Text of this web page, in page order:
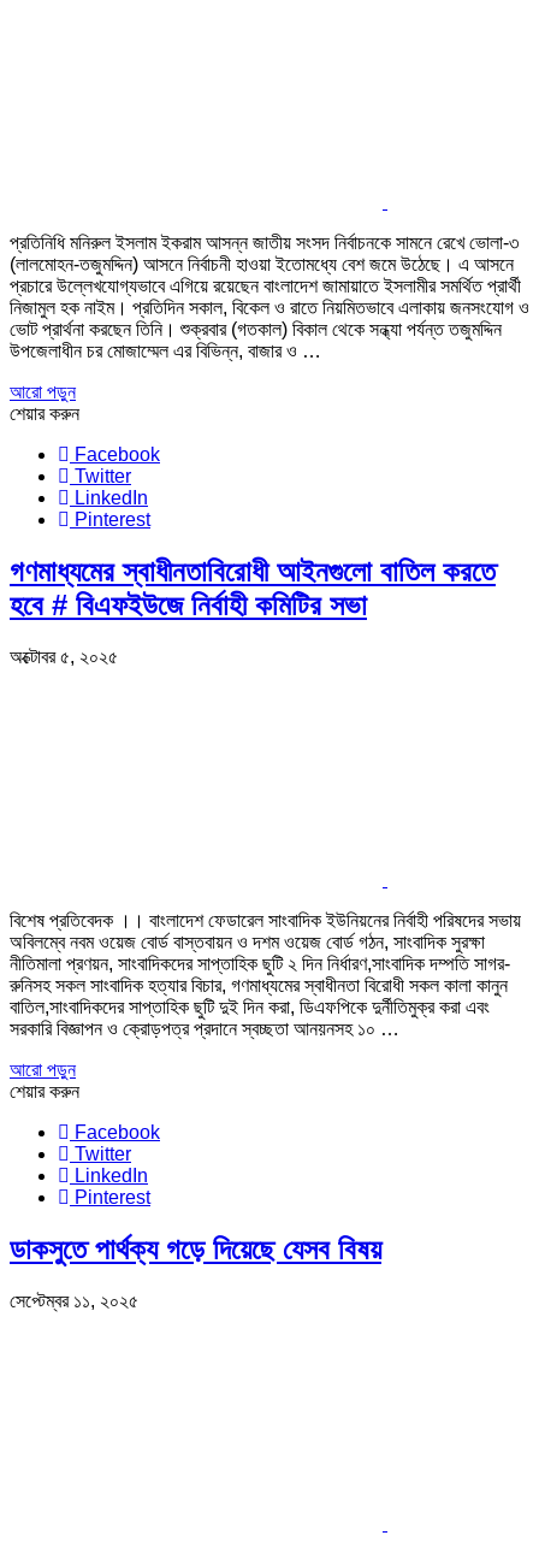
প্রতিনিধি মনিরুল ইসলাম ইকরাম আসন্ন জাতীয় সংসদ নির্বাচনকে সামনে রেখে ভোলা-৩
(লালমোহন-তজুমদ্দিন) আসনে নির্বাচনী হাওয়া ইতোমধ্যে বেশ জমে উঠেছে। এ আসনে
প্রচারে উল্লেখযোগ্যভাবে এগিয়ে রয়েছেন বাংলাদেশ জামায়াতে ইসলামীর সমর্থিত প্রার্থী
নিজামুল হক নাইম। প্রতিদিন সকাল, বিকেল ও রাতে নিয়মিতভাবে এলাকায় জনসংযোগ ও
ভোট প্রার্থনা করছেন তিনি। শুক্রবার (গতকাল) বিকাল থেকে সন্ধ্যা পর্যন্ত তজুমদ্দিন
উপজেলাধীন চর মোজাম্মেল এর বিভিন্ন, বাজার ও …
আরো পড়ুন
শেয়ার করুন
Facebook
Twitter
LinkedIn
Pinterest
গণমাধ্যমের স্বাধীনতাবিরোধী আইনগুলো বাতিল করতে
হবে # বিএফইউজে নির্বাহী কমিটির সভা
অক্টোবর ৫, ২০২৫
বিশেষ প্রতিবেদক ।। বাংলাদেশ ফেডারেল সাংবাদিক ইউনিয়নের নির্বাহী পরিষদের সভায়
অবিলম্বে নবম ওয়েজ বোর্ড বাস্তবায়ন ও দশম ওয়েজ বোর্ড গঠন, সাংবাদিক সুরক্ষা
নীতিমালা প্রণয়ন, সাংবাদিকদের সাপ্তাহিক ছুটি ২ দিন নির্ধারণ,সাংবাদিক দম্পতি সাগর-
রুনিসহ সকল সাংবাদিক হত্যার বিচার, গণমাধ্যমের স্বাধীনতা বিরোধী সকল কালা কানুন
বাতিল,সাংবাদিকদের সাপ্তাহিক ছুটি দুই দিন করা, ডিএফপিকে দুর্নীতিমুক্র করা এবং
সরকারি বিজ্ঞাপন ও ক্রোড়পত্র প্রদানে স্বচ্ছতা আনয়নসহ ১০ …
আরো পড়ুন
শেয়ার করুন
Facebook
Twitter
LinkedIn
Pinterest
ডাকসুতে পার্থক্য গড়ে দিয়েছে যেসব বিষয়
সেপ্টেম্বর ১১, ২০২৫